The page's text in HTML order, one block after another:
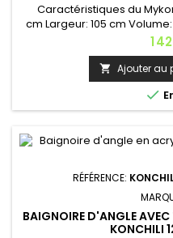
Caractéristiques du
cm Largeur: 105 cm
kg Matière: acrylique
avec l'achat du tablier ,
châssis la commande
mesure , après validation
Prix
1
 Ajouter au

RÉFÉRENCE:
BAIGNOIRE D'ANGLE AVEC
KONCHILI